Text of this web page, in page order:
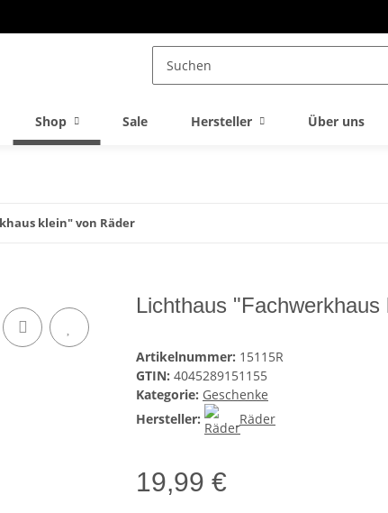
Shop Sale Hersteller Über uns
klein" von Räder
Lichthaus
Artikelnummer: 15115R
GTIN: 4045289151155
Kategorie: Geschenke
Hersteller:
Räder
19,99 €